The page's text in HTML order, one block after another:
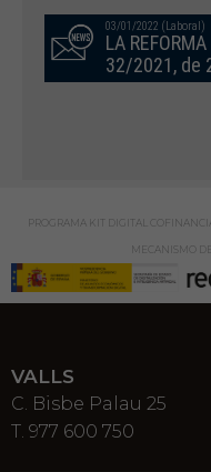
03/01/2022 (Laboral)
LA
32/2021, de
PROGRAMA KIT DIGITAL
MECANISMO
VALLS
C. Bisbe Palau 25
T. 977 600 750